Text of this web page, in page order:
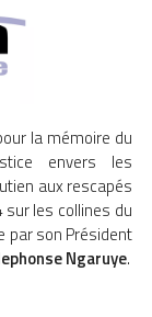
la mémoire du
envers les
aux rescapés
les collines du
par son Président
Ngaruye.